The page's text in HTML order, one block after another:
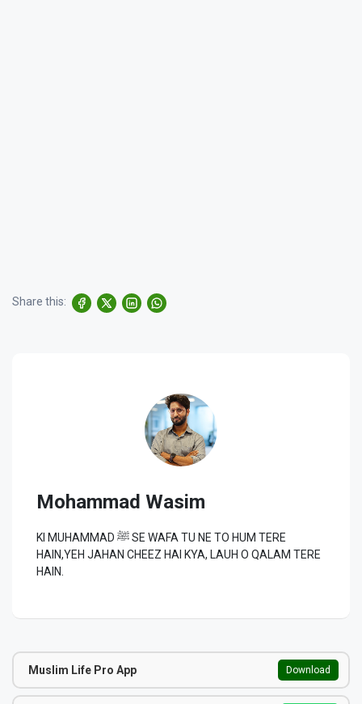
Share this:
Mohammad Wasim
KI MUHAMMAD ﷺ SE WAFA TU NE TO HUM TERE
HAIN,YEH JAHAN CHEEZ HAI KYA, LAUH O QALAM TERE
HAIN.
Muslim Life Pro App Download